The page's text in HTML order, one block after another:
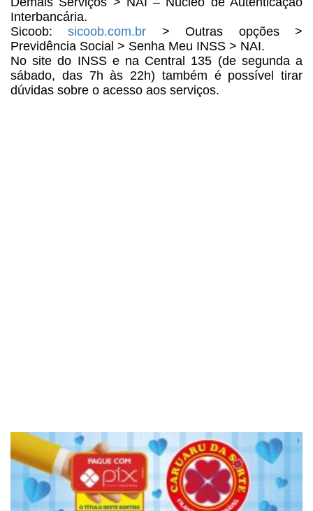
Interbancária.
Sicoob:sicoob.com.br > Outras opções >
Previdência Social > Senha Meu INSS > NAI.
No site do INSS e na Central 135 (de segunda a
sábado, das 7h às 22h) também é possível tirar
dúvidas sobre o acesso aos serviços.